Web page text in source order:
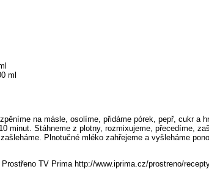
ml
na másle, osolíme, přidáme pórek, pepř, cukr a
minut. Stáhneme z plotny, rozmixujeme, přecedíme,
Plnotučné mléko zahřejeme a vyšleháme
TV Prima http://www.iprima.cz/prostreno/